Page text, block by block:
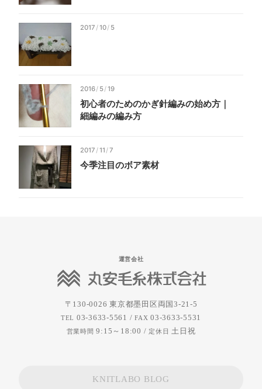
2017 /10/ 5
2016/ 5/19
初心者のためのかぎ針編みの始め方｜
細編みの編み方
2017 /11 /7
今季注目のボア素材
運営会社
〒130-0026 東京都墨田区両国3-21-5
TEL 03-3633-5561 /FAX 03-3633-5531
営業時間 9:15～18:00 / 定休日 土日祝
KNITLABO BLOG